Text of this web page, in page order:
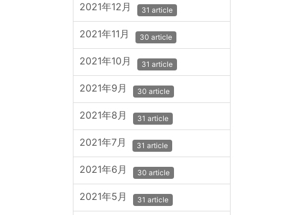
2021年12月 31 article
2021年11月 30 article
2021年10月 31 article
2021年9月 30 article
2021年8月 31 article
2021年7月 31 article
2021年6月 30 article
2021年5月 31 article